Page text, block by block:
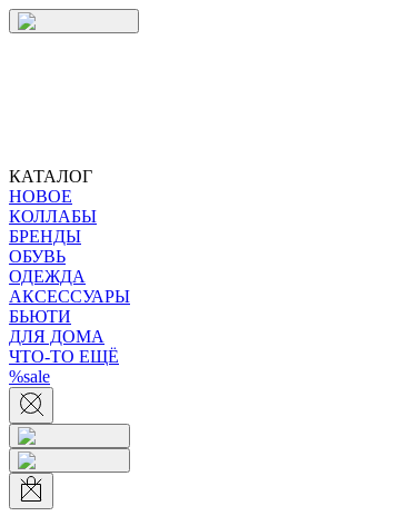
КАТАЛОГ
НОВОЕ
КОЛЛАБЫ
БРЕНДЫ
ОБУВЬ
ОДЕЖДА
АКСЕССУАРЫ
БЬЮТИ
ДЛЯ ДОМА
ЧТО-ТО ЕЩЁ
%sale